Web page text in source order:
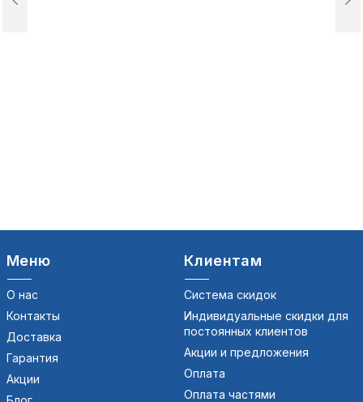
Меню
О нас
Контакты
Доставка
Гарантия
Акции
Клиентам
Система скидок
Индивидуальные скидки для
постоянных клиентов
Акции и предложения
Оплата
Оплата частями